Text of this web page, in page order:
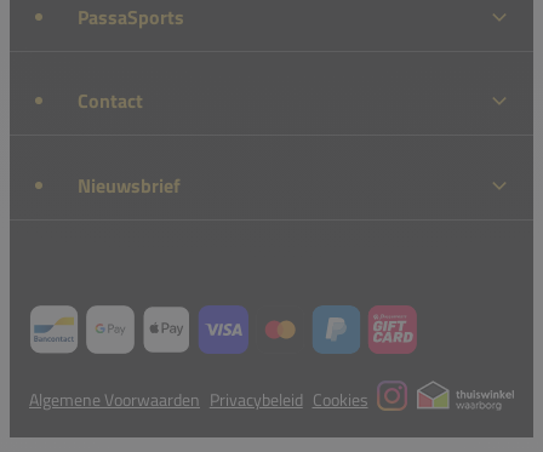
PassaSports
Contact
Nieuwsbrief
Algemene Voorwaarden Privacybeleid Cookies